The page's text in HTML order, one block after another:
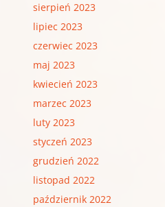
sierpień 2023
lipiec 2023
czerwiec 2023
maj 2023
kwiecień 2023
marzec 2023
luty 2023
styczeń 2023
grudzień 2022
listopad 2022
październik 2022